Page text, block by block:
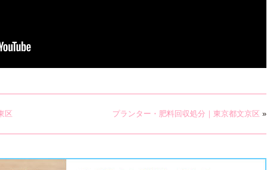
区 プランター・肥料回収処分｜東京都文京区 »